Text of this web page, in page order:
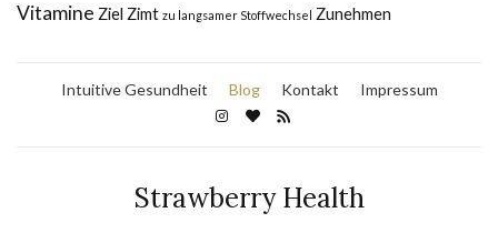
Vitamine Ziel Zimt zu langsamer Stoffwechsel Zunehmen
Intuitive Gesundheit Blog Kontakt Impressum
Strawberry Health